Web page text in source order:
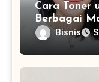
Cara Toner
Berbagai
Bisnis